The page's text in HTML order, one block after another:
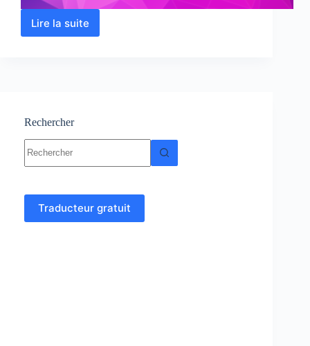
Lire la suiteGÉOTECHNIQUE
Rechercher
résultat
Traducteur gratuit